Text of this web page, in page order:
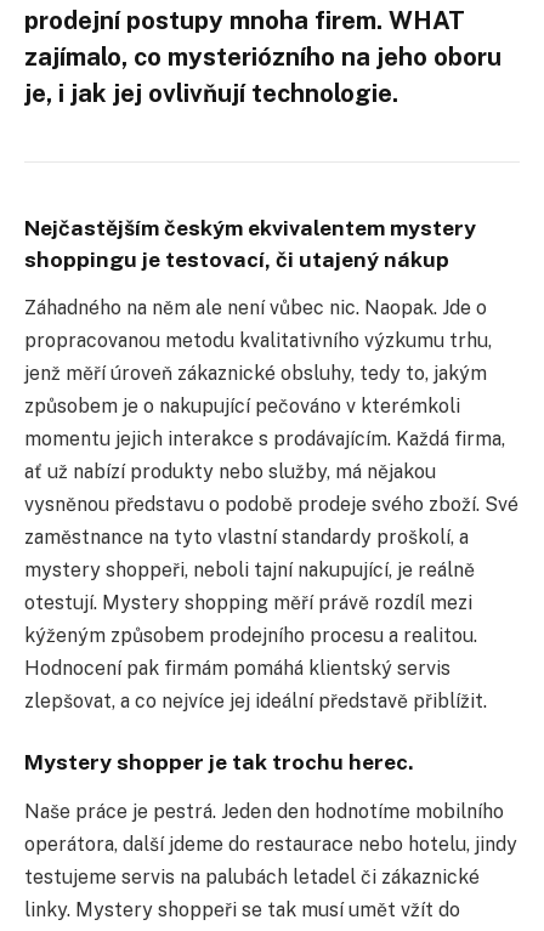
prodejní postupy mnoha firem. WHAT
zajímalo, co mysteriózního na jeho oboru
je, i jak jej ovlivňují technologie.
Nejčastějším českým ekvivalentem mystery
shoppingu je testovací, či utajený nákup
Záhadného na něm ale není vůbec nic. Naopak. Jde o
propracovanou metodu kvalitativního výzkumu trhu,
jenž měří úroveň zákaznické obsluhy, tedy to, jakým
způsobem je o nakupující pečováno v kterémkoli
momentu jejich interakce s prodávajícím. Každá firma,
ať už nabízí produkty nebo služby, má nějakou
vysněnou představu o podobě prodeje svého zboží. Své
zaměstnance na tyto vlastní standardy proškolí, a
mystery shoppeři, neboli tajní nakupující, je reálně
otestují. Mystery shopping měří právě rozdíl mezi
kýženým způsobem prodejního procesu a realitou.
Hodnocení pak firmám pomáhá klientský servis
zlepšovat, a co nejvíce jej ideální představě přiblížit.
Mystery shopper je tak trochu herec.
Naše práce je pestrá. Jeden den hodnotíme mobilního
operátora, další jdeme do restaurace nebo hotelu, jindy
testujeme servis na palubách letadel či zákaznické
linky. Mystery shoppeři se tak musí umět vžít do